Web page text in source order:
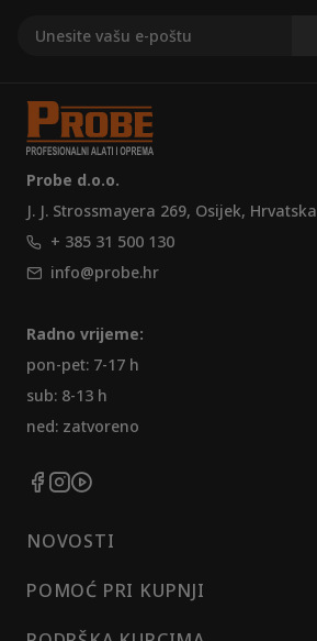
Probe d.o.o.
J. J. Strossmayera 269, Osijek, Hrvatska
+ 385 31 500 130
info@probe.hr
Radno vrijeme:
pon-pet: 7-17 h
sub: 8-13 h
ned: zatvoreno
NOVOSTI
POMOĆ PRI KUPNJI